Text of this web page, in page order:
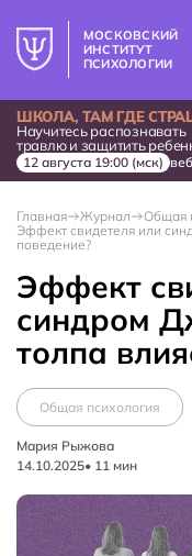
МОСКОВСКИЙ
ИНСТИТУТ
ПСИХОЛОГИИ
ШКОЛА, ТАМ ГДЕ
Научитесь распознавать
травлю и защитить
12 августа 19:00 (мск)
Главная Журнал
Общая
Эффект свидетеля или
поведение?
Эффект
синдром
толпа
Мария Рыжова
14.10.2025• 11 мин
Общая психология